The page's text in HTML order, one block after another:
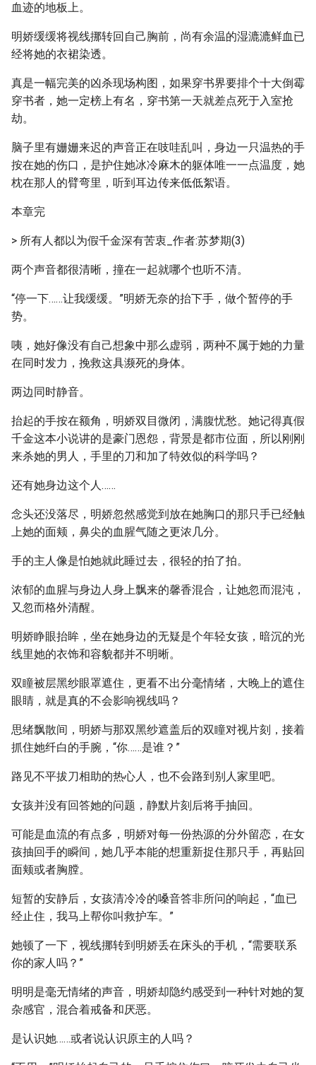
血迹的地板上。
明娇缓缓将视线挪转回自己胸前，尚有余温的湿漉漉鲜血已
经将她的衣裙染透。
真是一幅完美的凶杀现场构图，如果穿书界要排个十大倒霉
穿书者，她一定榜上有名，穿书第一天就差点死于入室抢
劫。
脑子里有姗姗来迟的声音正在吱哇乱叫，身边一只温热的手
按在她的伤口，是护住她冰冷麻木的躯体唯一一点温度，她
枕在那人的臂弯里，听到耳边传来低低絮语。
本章完
> 所有人都以为假千金深有苦衷_作者:苏梦期(3)
两个声音都很清晰，撞在一起就哪个也听不清。
“停一下……让我缓缓。”明娇无奈的抬下手，做个暂停的手
势。
咦，她好像没有自己想象中那么虚弱，两种不属于她的力量
在同时发力，挽救这具濒死的身体。
两边同时静音。
抬起的手按在额角，明娇双目微闭，满腹忧愁。她记得真假
千金这本小说讲的是豪门恩怨，背景是都市位面，所以刚刚
来杀她的男人，手里的刀和加了特效似的科学吗？
还有她身边这个人……
念头还没落尽，明娇忽然感觉到放在她胸口的那只手已经触
上她的面颊，鼻尖的血腥气随之更浓几分。
手的主人像是怕她就此睡过去，很轻的拍了拍。
浓郁的血腥与身边人身上飘来的馨香混合，让她忽而混沌，
又忽而格外清醒。
明娇睁眼抬眸，坐在她身边的无疑是个年轻女孩，暗沉的光
线里她的衣饰和容貌都并不明晰。
双瞳被层黑纱眼罩遮住，更看不出分毫情绪，大晚上的遮住
眼睛，就是真的不会影响视线吗？
思绪飘散间，明娇与那双黑纱遮盖后的双瞳对视片刻，接着
抓住她纤白的手腕，“你……是谁？”
路见不平拔刀相助的热心人，也不会路到别人家里吧。
女孩并没有回答她的问题，静默片刻后将手抽回。
可能是血流的有点多，明娇对每一份热源的分外留恋，在女
孩抽回手的瞬间，她几乎本能的想重新捉住那只手，再贴回
面颊或者胸膛。
短暂的安静后，女孩清冷冷的嗓音答非所问的响起，“血已
经止住，我马上帮你叫救护车。”
她顿了一下，视线挪转到明娇丢在床头的手机，“需要联系
你的家人吗？”
明明是毫无情绪的声音，明娇却隐约感受到一种针对她的复
杂感官，混合着戒备和厌恶。
是认识她……或者说认识原主的人吗？